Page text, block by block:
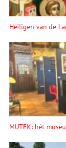
Heiligen van de
MUTEK: hét